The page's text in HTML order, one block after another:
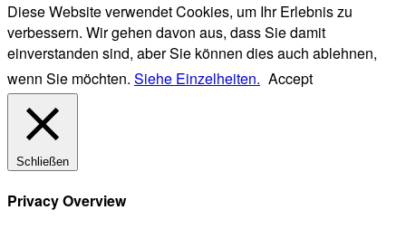
Diese Website verwendet Cookies, um Ihr Erlebnis zu
verbessern. Wir gehen davon aus, dass Sie damit
einverstanden sind, aber Sie können dies auch ablehnen,
wenn Sie möchten. Siehe Einzelheiten. Accept
Schließen
Privacy Overview